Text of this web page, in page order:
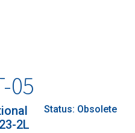
05
2L
Status: Obsolete